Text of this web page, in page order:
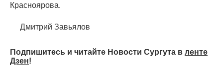
Красноярова.
Дмитрий Завьялов
Подпишитесь и читайте Новости Сургута в ленте
Дзен!